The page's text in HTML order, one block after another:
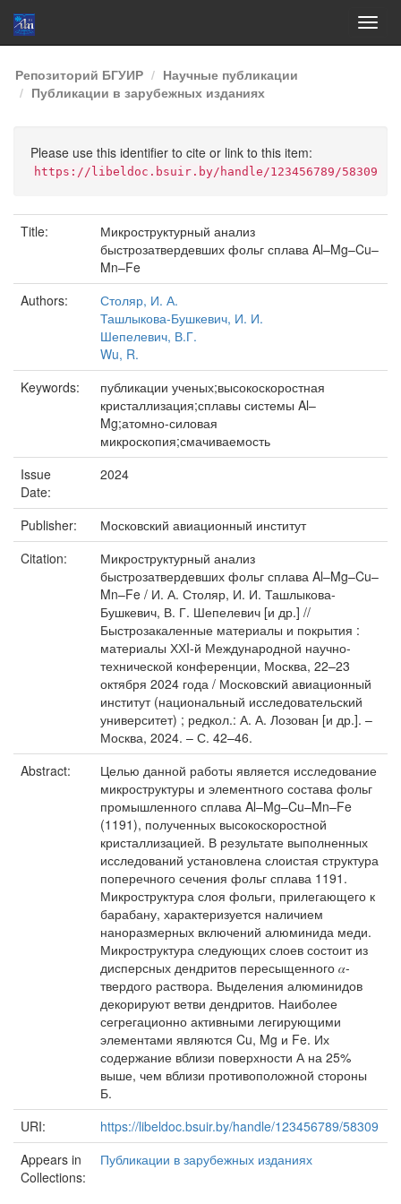
Skip
navigation
Репозиторий БГУИР
Научные публикации
Публикации в зарубежных изданиях
Please use this identifier to cite or link to this item:
https://libeldoc.bsuir.by/handle/123456789/58309
Title:
Микроструктурный анализ
быстрозатвердевших фольг сплава Al–Mg–Cu–
Mn–Fe
Authors:
Столяр, И. А.
Ташлыкова-Бушкевич, И. И.
Шепелевич, В.Г.
Wu, R.
Keywords:
публикации ученых;высокоскоростная
кристаллизация;сплавы системы Al–
Mg;атомно-силовая
микроскопия;смачиваемость
Issue
Date:
2024
Publisher:
Московский авиационный институт
Citation:
Микроструктурный анализ
быстрозатвердевших фольг сплава Al–Mg–Cu–
Mn–Fe / И. А. Столяр, И. И. Ташлыкова-
Бушкевич, В. Г. Шепелевич [и др.] //
Быстрозакаленные материалы и покрытия :
материалы ХХI-й Международной научно-
технической конференции, Москва, 22–23
октября 2024 года / Московский авиационный
институт (национальный исследовательский
университет) ; редкол.: А. А. Лозован [и др.]. –
Москва, 2024. – С. 42–46.
Abstract:
Целью данной работы является исследование
микроструктуры и элементного состава фольг
промышленного сплава Al–Mg–Cu–Mn–Fe
(1191), полученных высокоскоростной
кристаллизацией. В результате выполненных
исследований установлена слоистая структура
поперечного сечения фольг сплава 1191.
Микроструктура слоя фольги, прилегающего к
барабану, характеризуется наличием
наноразмерных включений алюминида меди.
Микроструктура следующих слоев состоит из
дисперсных дендритов пересыщенного 𝛼-
твердого раствора. Выделения алюминидов
декорируют ветви дендритов. Наиболее
сегрегационно активными легирующими
элементами являются Cu, Mg и Fe. Их
содержание вблизи поверхности А на 25%
выше, чем вблизи противоположной стороны
Б.
URI:
https://libeldoc.bsuir.by/handle/123456789/58309
Appears in
Collections:
Публикации в зарубежных изданиях